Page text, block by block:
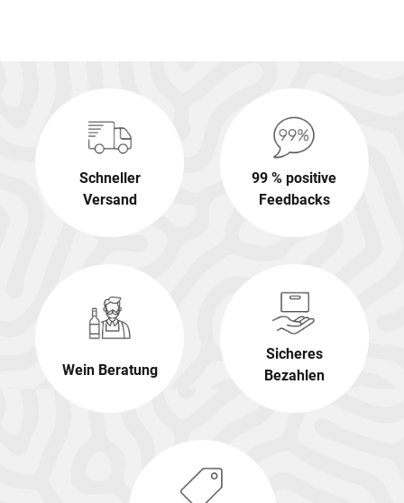
Schneller
Versand
99 % positive
Feedbacks
Wein Beratung
Sicheres
Bezahlen